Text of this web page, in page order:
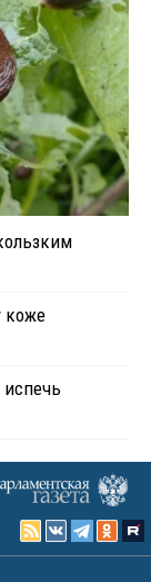
коже